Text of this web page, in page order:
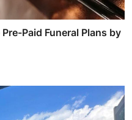
Paid Funeral Plans by